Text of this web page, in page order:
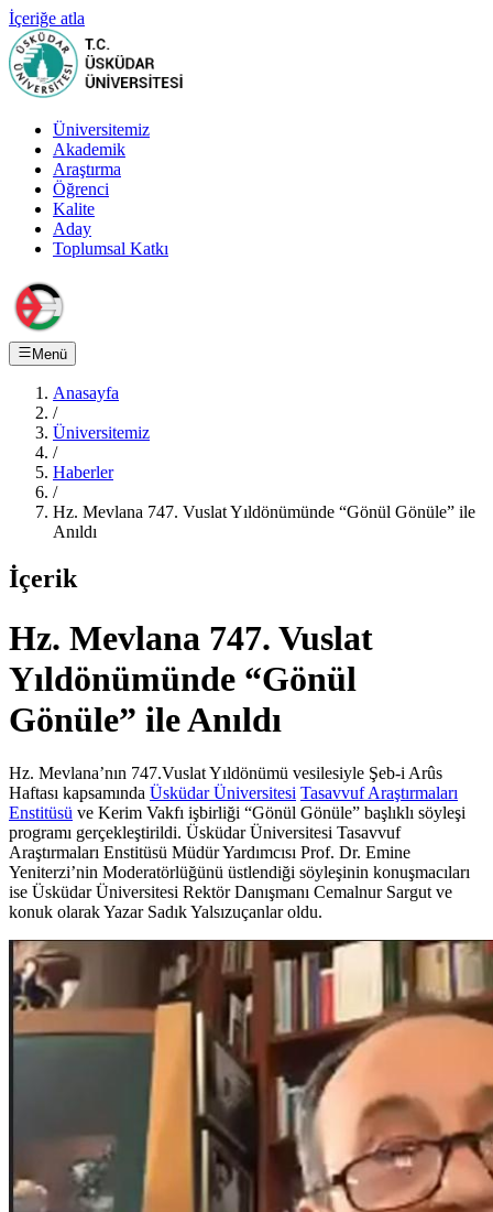
İçeriğe atla
Üniversitemiz
Akademik
Araştırma
Öğrenci
Kalite
Aday
Toplumsal Katkı
Menü
Anasayfa
/
Üniversitemiz
/
Haberler
/
Hz. Mevlana 747. Vuslat Yıldönümünde “Gönül Gönüle” ile
Anıldı
İçerik
Hz. Mevlana 747. Vuslat
Yıldönümünde “Gönül
Gönüle” ile Anıldı
Hz. Mevlana’nın 747.Vuslat Yıldönümü vesilesiyle Şeb-i Arûs
Haftası kapsamında Üsküdar Üniversitesi Tasavvuf Araştırmaları
Enstitüsü ve Kerim Vakfı işbirliği “Gönül Gönüle” başlıklı söyleşi
programı gerçekleştirildi. Üsküdar Üniversitesi Tasavvuf
Araştırmaları Enstitüsü Müdür Yardımcısı Prof. Dr. Emine
Yeniterzi’nin Moderatörlüğünü üstlendiği söyleşinin konuşmacıları
ise Üsküdar Üniversitesi Rektör Danışmanı Cemalnur Sargut ve
konuk olarak Yazar Sadık Yalsızuçanlar oldu.